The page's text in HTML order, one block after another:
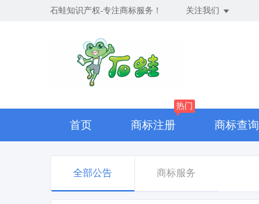
石蛙知识产权-专注商标服务！ 关注我们
首页 商标注册
热门
商标查询
全部公告 商标服务